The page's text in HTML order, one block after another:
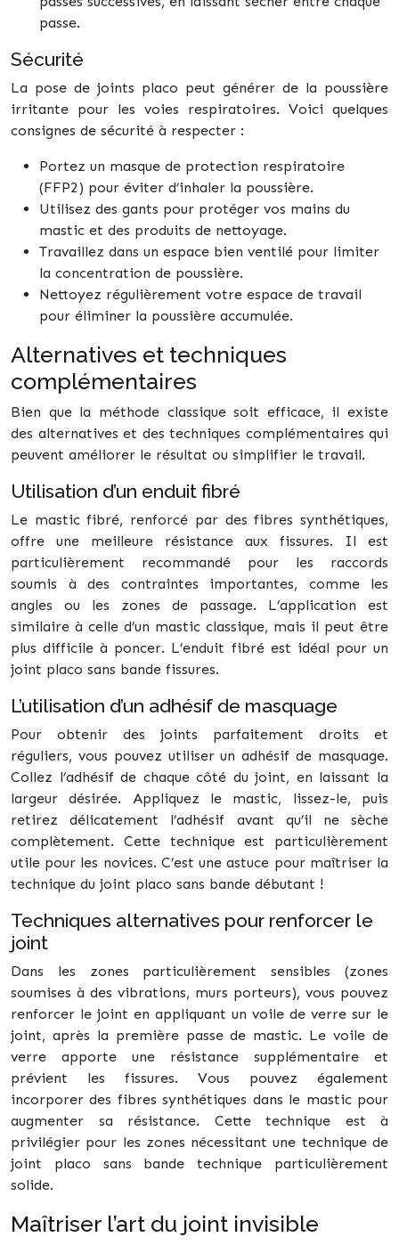
passe.
Sécurité
La pose de joints placo peut générer de la poussière
irritante pour les voies respiratoires. Voici quelques
consignes de sécurité à respecter :
Portez un masque de protection respiratoire
(FFP2) pour éviter d’inhaler la poussière.
Utilisez des gants pour protéger vos mains du
mastic et des produits de nettoyage.
Travaillez dans un espace bien ventilé pour limiter
la concentration de poussière.
Nettoyez régulièrement votre espace de travail
pour éliminer la poussière accumulée.
Alternatives et techniques
complémentaires
Bien que la méthode classique soit efficace, il existe
des alternatives et des techniques complémentaires qui
peuvent améliorer le résultat ou simplifier le travail.
Utilisation d’un enduit fibré
Le mastic fibré, renforcé par des fibres synthétiques,
offre une meilleure résistance aux fissures. Il est
particulièrement recommandé pour les raccords
soumis à des contraintes importantes, comme les
angles ou les zones de passage. L’application est
similaire à celle d’un mastic classique, mais il peut être
plus difficile à poncer. L’enduit fibré est idéal pour un
joint placo sans bande fissures.
L’utilisation d’un adhésif de masquage
Pour obtenir des joints parfaitement droits et
réguliers, vous pouvez utiliser un adhésif de masquage.
Collez l’adhésif de chaque côté du joint, en laissant la
largeur désirée. Appliquez le mastic, lissez-le, puis
retirez délicatement l’adhésif avant qu’il ne sèche
complètement. Cette technique est particulièrement
utile pour les novices. C’est une astuce pour maîtriser la
technique du joint placo sans bande débutant !
Techniques alternatives pour renforcer le
joint
Dans les zones particulièrement sensibles (zones
soumises à des vibrations, murs porteurs), vous pouvez
renforcer le joint en appliquant un voile de verre sur le
joint, après la première passe de mastic. Le voile de
verre apporte une résistance supplémentaire et
prévient les fissures. Vous pouvez également
incorporer des fibres synthétiques dans le mastic pour
augmenter sa résistance. Cette technique est à
privilégier pour les zones nécessitant une technique de
joint placo sans bande technique particulièrement
solide.
Maîtriser l’art du joint invisible